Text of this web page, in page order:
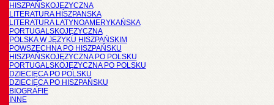
HISZPAŃSKOJĘZYCZNA
LITERATURA HISZPANSKA
LITERATURA LATYNOAMERYKAŃSKA
PORTUGALSKOJĘZYCZNA
POLSKA W JĘZYKU HISZPAŃSKIM
POWSZECHNA PO HISZPAŃSKU
HISZPAŃSKOJĘZYCZNA PO POLSKU
PORTUGALSKOJĘZYCZNA PO POLSKU
DZIECIĘCA PO POLSKU
DZIECIĘCA PO HISZPAŃSKU
BIOGRAFIE
INNE